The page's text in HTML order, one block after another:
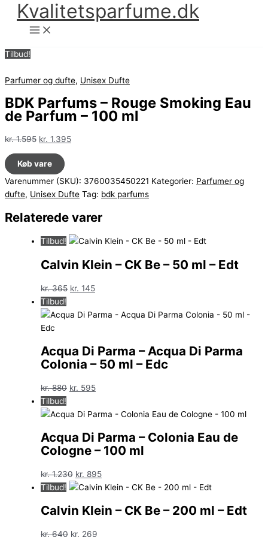
Kvalitetsparfume.dk
Tilbud!
Parfumer og dufte, Unisex Dufte
BDK Parfums – Rouge Smoking Eau
de Parfum – 100 ml
kr.1.595 Den
oprindelige
pris
var:
kr. 1.595.
kr. 1.395Den
er:
kr. 1.395.
Køb vare
Varenummer (SKU): 3760035450221 Kategorier: Parfumer og
dufte, Unisex Dufte Tag: bdk parfums
Relaterede varer
Tilbud!
Calvin Klein – CK Be – 50 ml – Edt
kr.365 Den
pris
kr. 145Den
pris
Tilbud!
Acqua Di Parma – Acqua Di Parma
Colonia – 50 ml – Edc
kr.880 Den
pris
kr. 880.
kr. 595Den
pris
kr. 595.
Tilbud!
Acqua Di Parma – Colonia Eau de
Cologne – 100 ml
kr.1.230 Den
oprindelige
var:
kr. 895Den
aktuelle
er:
Tilbud!
Calvin Klein – CK Be – 200 ml – Edt
kr.640 Den
kr. 269